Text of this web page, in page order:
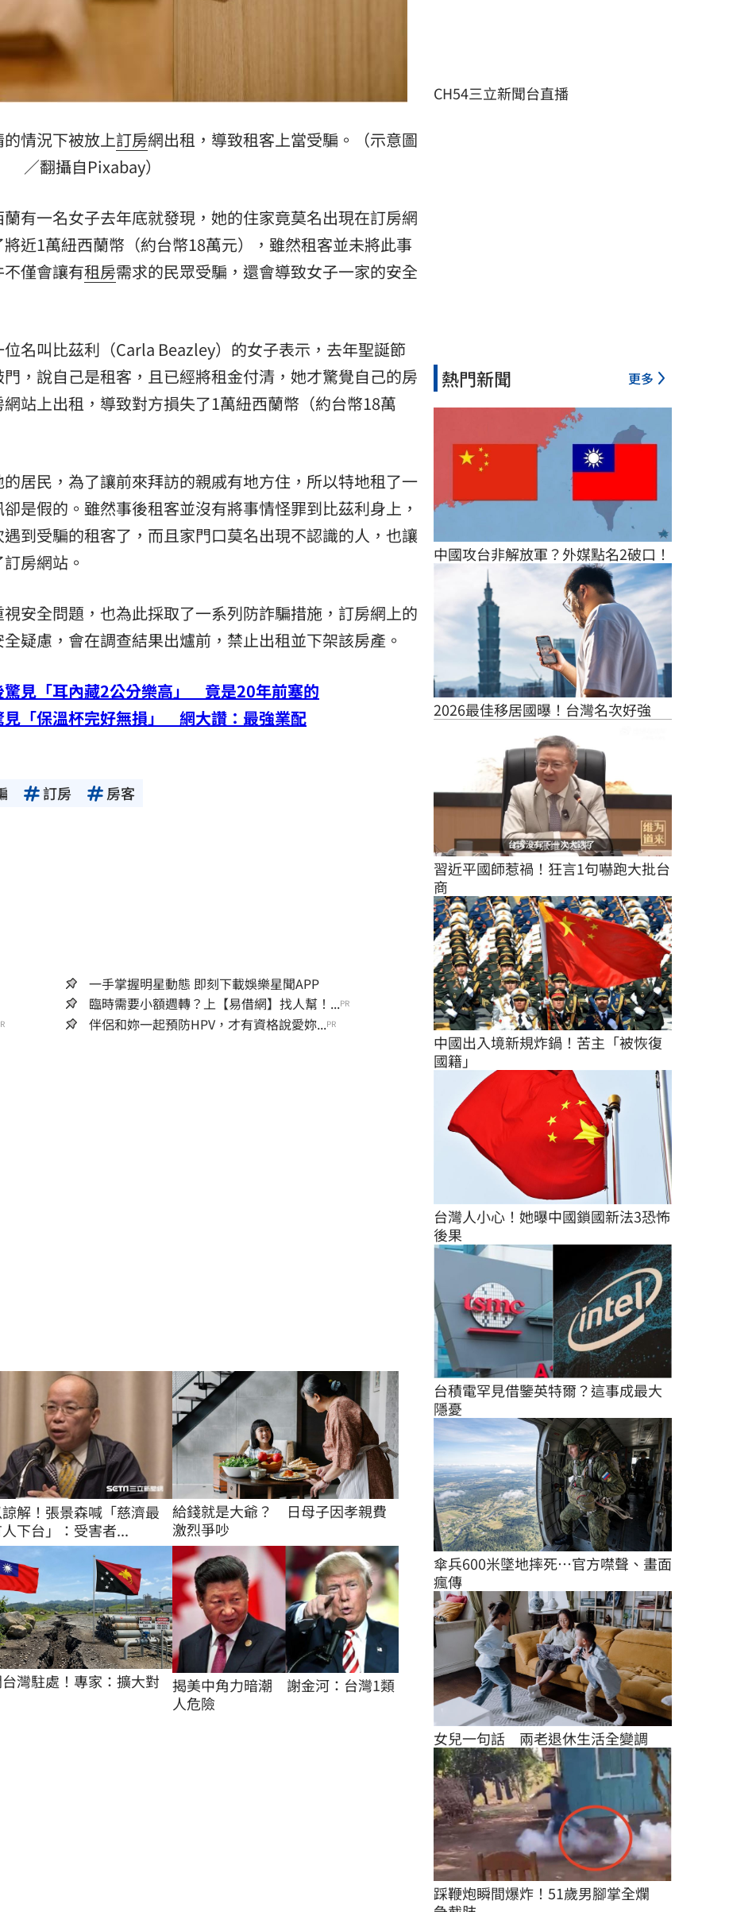
形
氣 12:00
場！ 10:30
情況下被放上訂房網出租，導致租客上當受騙。（示意圖
／翻攝自Pixabay）
有一名女子去年底就發現，她的住家竟莫名出現在訂房網
近1萬紐西蘭幣（約台幣18萬元），雖然租客並未將此事
僅會讓有租房需求的民眾受騙，還會導致女子一家的安全
名叫比茲利（Carla Beazley）的女子表示，去年聖誕節
，說自己是租客，且已經將租金付清，她才驚覺自己的房
站上出租，導致對方損失了1萬紐西蘭幣（約台幣18萬
居民，為了讓前來拜訪的親戚有地方住，所以特地租了一
是假的。雖然事後租客並沒有將事情怪罪到比茲利身上，
到受騙的租客了，而且家門口莫名出現不認識的人，也讓
房網站。
安全問題，也為此採取了一系列防詐騙措施，訂房網上的
疑慮，會在調查結果出爐前，禁止出租並下架該房產。
驚見「耳內藏2公分樂高」 竟是20年前塞的
見「保溫杯完好無損」 網大讚：最強業配
訂房 房客
一手掌握明星動態 即刻下載娛樂星聞APP
臨時需要小額週轉？上【易借網】找人幫！...PR
伴侶和妳一起預防HPV，才有資格說愛妳...PR
解！張景森喊「慈濟最
下台」：受害者...
給錢就是大爺？　日母子因孝親費
激烈爭吵
灣駐處！專家：擴大對
揭美中角力暗潮　謝金河：台灣1類
人危險
CH54三立新聞台直播
熱門新聞 更多
中國攻台非解放軍？外媒點名2破口！
2026最佳移居國曝！台灣名次好強
習近平國師惹禍！狂言1句嚇跑大批台
商
中國出入境新規炸鍋！苦主「被恢復
國籍」
台灣人小心！她曝中國鎖國新法3恐怖
後果
台積電罕見借鑒英特爾？這事成最大
隱憂
傘兵600米墜地摔死…官方噤聲、畫面
瘋傳
女兒一句話　兩老退休生活全變調
踩鞭炮瞬間爆炸！51歲男腳掌全爛